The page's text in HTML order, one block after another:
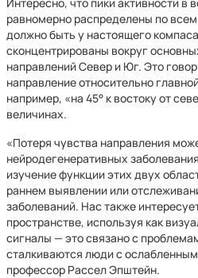
равномерно распределены по
должно быть у настоящего
сконцентрированы вокруг
направлений Север и Юг. Это
направление относительно
например, «на 45° к востоку от
величинах.
«Потеря чувства направления
нейродегенеративных
изучение функции этих двух
раннем выявлении или
заболеваний. Нас также
пространстве, используя как
сигналы — это связано с
сталкиваются люди с
профессор Рассел Эпштейн.